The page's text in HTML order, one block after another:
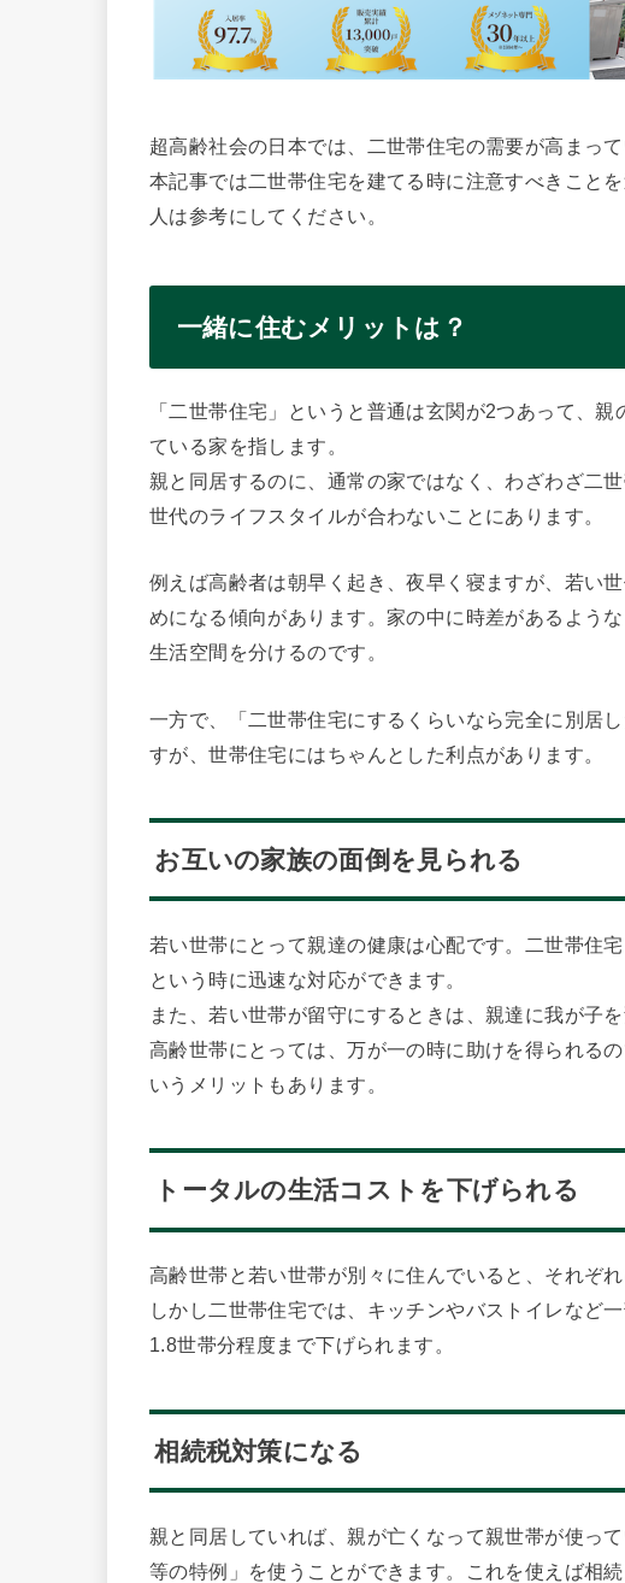
超高齢社会の日本では、二世帯住宅の需要が高まって
本記事では二世帯住宅を建てる時に注意すべきこと
人は参考にしてください。
一緒に住むメリットは？
「二世帯住宅」というと普通は玄関が2つあって、
ている家を指します。
親と同居するのに、通常の家ではなく、わざわざ二
世代のライフスタイルが合わないことにあります。
例えば高齢者は朝早く起き、夜早く寝ますが、若い
めになる傾向があります。家の中に時差があるよう
生活空間を分けるのです。
一方で、「二世帯住宅にするくらいなら完全に別居
すが、世帯住宅にはちゃんとした利点があります。
お互いの家族の面倒を見られる
若い世帯にとって親達の健康は心配です。二世帯住
という時に迅速な対応ができます。
また、若い世帯が留守にするときは、親達に我が子
高齢世帯にとっては、万が一の時に助けを得られる
いうメリットもあります。
トータルの生活コストを下げられる
高齢世帯と若い世帯が別々に住んでいると、それぞ
しかし二世帯住宅では、キッチンやバストイレなど
1.8世帯分程度まで下げられます。
相続税対策になる
親と同居していれば、親が亡くなって親世帯が使っ
等の特例」を使うことができます。これを使えば相